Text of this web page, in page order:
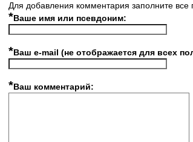
Для добавления комментария заполните
*Ваше имя или псевдоним:
*Ваш e-mail (не отображается для всех
*Ваш комментарий: